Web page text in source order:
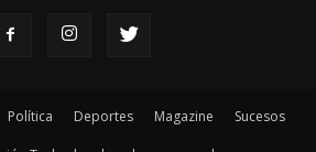
Política Deportes Magazine Sucesos